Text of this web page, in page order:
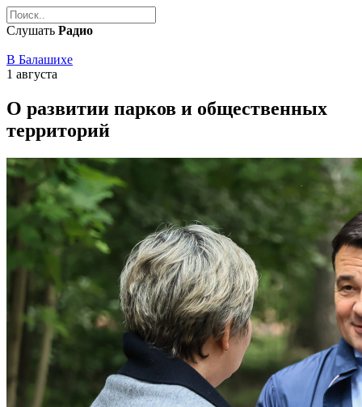
Слушать Радио
В Балашихе
1 августа
О развитии парков и общественных
территорий